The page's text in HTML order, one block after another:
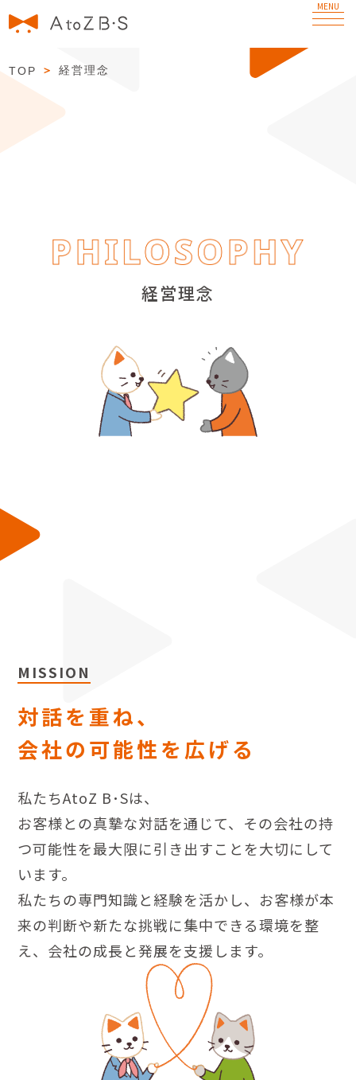
経営理念
ニュース
アクセス
税務・相続・建設許可取得はこちら
MENU
TOP ＞ 経営理念
経営理念
MISSION
対話を重ね、
会社の可能性を広げる
私たちAtoZ B･Sは、
お客様との真摯な対話を通じて、 その会社の持
つ可能性を最大限に引き出すことを大切にして
います。
私たちの専門知識と経験を活かし、 お客様が本
来の判断や新たな挑戦に集中できる環境を整
え、 会社の成長と発展を支援します。